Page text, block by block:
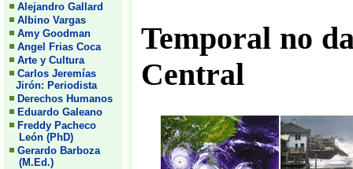
Alejandro Gallard
Albino Vargas
Amy Goodman
Angel Frias Coca
Arte y Cultura
Carlos Jeremías
Jirón: Periodista
Derechos Humanos
Eduardo Galeano
Freddy Pacheco
León (PhD)
Gerardo Barboza
(M.Ed.)
Temporal no
Central